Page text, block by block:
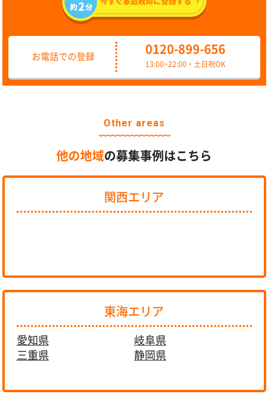
お電話での登録
0120-899-656
13:00~22:00・土日祝OK
Other areas
他の地域の募集事例はこちら
関西エリア
東海エリア
愛知県
岐阜県
三重県
静岡県